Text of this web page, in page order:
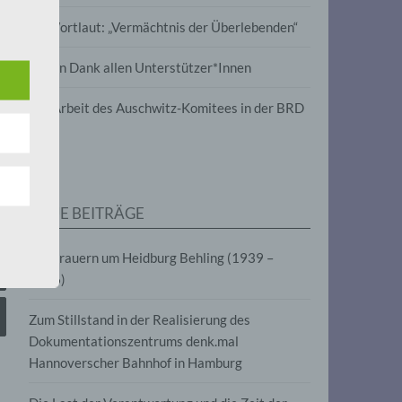
Im Wortlaut: „Vermächtnis der Überlebenden“
Vielen Dank allen Unterstützer*Innen
Zur Arbeit des Auschwitz-Komitees in der BRD
NEUE BEITRÄGE
Wir trauern um Heidburg Behling (1939 –
2026)
Zum Stillstand in der Realisierung des
Dokumentationszentrums denk.mal
Hannoverscher Bahnhof in Hamburg